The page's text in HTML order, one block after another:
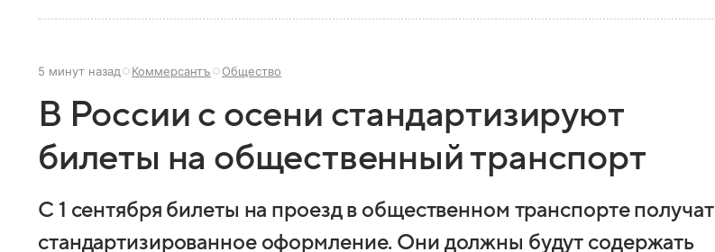
5 минут назад Коммерсантъ Общество
В России с осени стандартизируют
билеты на общественный транспорт
С 1 сентября билеты на проезд в общественном транспорте получат
стандартизированное оформление. Они должны будут содержать